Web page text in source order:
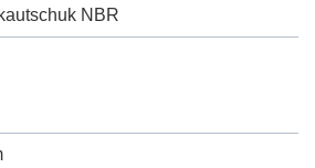
NBR